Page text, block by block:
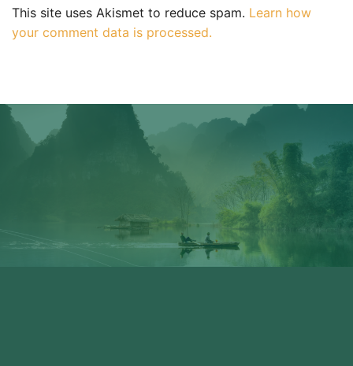
This site uses Akismet to reduce spam. Learn how
your comment data is processed.